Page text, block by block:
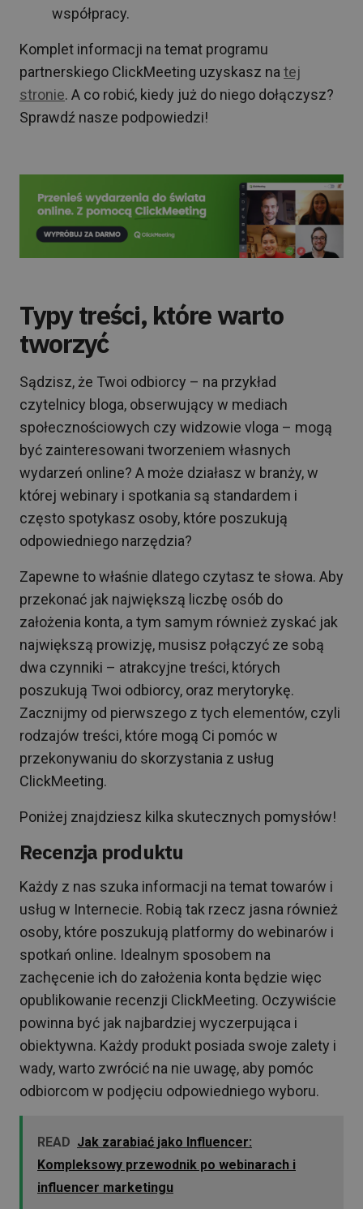
współpracy.
Komplet informacji na temat programu
partnerskiego ClickMeeting uzyskasz na tej
stronie. A co robić, kiedy już do niego dołączysz?
Sprawdź nasze podpowiedzi!
Typy treści, które warto
tworzyć
Sądzisz, że Twoi odbiorcy – na przykład
czytelnicy bloga, obserwujący w mediach
społecznościowych czy widzowie vloga – mogą
być zainteresowani tworzeniem własnych
wydarzeń online? A może działasz w branży, w
której webinary i spotkania są standardem i
często spotykasz osoby, które poszukują
odpowiedniego narzędzia?
Zapewne to właśnie dlatego czytasz te słowa. Aby
przekonać jak największą liczbę osób do
założenia konta, a tym samym również zyskać jak
największą prowizję, musisz połączyć ze sobą
dwa czynniki – atrakcyjne treści, których
poszukują Twoi odbiorcy, oraz merytorykę.
Zacznijmy od pierwszego z tych elementów, czyli
rodzajów treści, które mogą Ci pomóc w
przekonywaniu do skorzystania z usług
ClickMeeting.
Poniżej znajdziesz kilka skutecznych pomysłów!
Recenzja produktu
Każdy z nas szuka informacji na temat towarów i
usług w Internecie. Robią tak rzecz jasna również
osoby, które poszukują platformy do webinarów i
spotkań online. Idealnym sposobem na
zachęcenie ich do założenia konta będzie więc
opublikowanie recenzji ClickMeeting. Oczywiście
powinna być jak najbardziej wyczerpująca i
obiektywna. Każdy produkt posiada swoje zalety i
wady, warto zwrócić na nie uwagę, aby pomóc
odbiorcom w podjęciu odpowiedniego wyboru.
READ Jak zarabiać jako Influencer:
Kompleksowy przewodnik po webinarach i
influencer marketingu